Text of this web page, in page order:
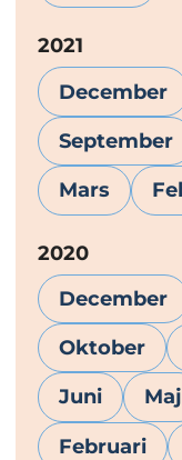
År:
2021
December
September
Mars
År:
2020
December
Oktober
Juni Maj
Februari